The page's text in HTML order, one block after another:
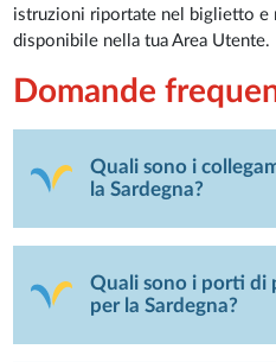
istruzioni riportate nel biglietto e
disponibile nella tua Area Utente.
Domande
Quali sono i
la Sardegna?
Quali sono i porti di
per la Sardegna?